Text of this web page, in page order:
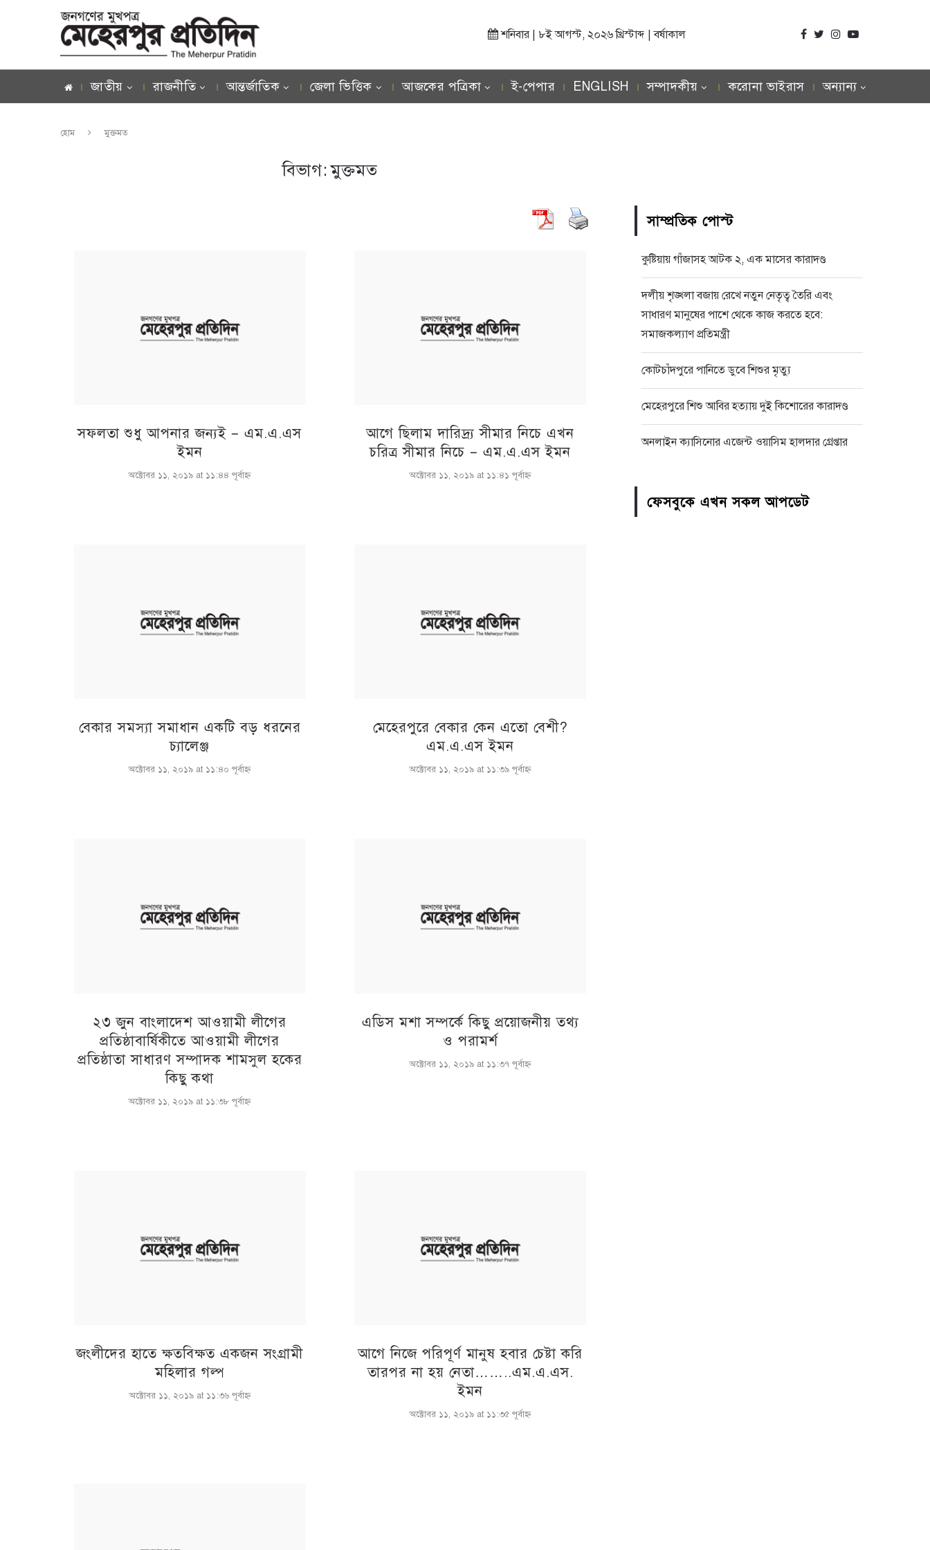
শনিবার | ৮ই আগস্ট, ২০২৬ খ্রিস্টাব্দ | বর্ষাকাল
জাতীয় রাজনীতি আন্তর্জাতিক জেলা ভিত্তিক আজকের পত্রিকা ই-পেপার ENGLISH সম্পাদকীয় করোনা ভাইরাস অন্যান্য
হোম মুক্তমত
বিভাগ: মুক্তমত
সফলতা শুধু আপনার জন্যই – এম.এ.এস
ইমন
অক্টোবর ১১, ২০১৯ at ১১:৪৪ পূর্বাহ্ণ
আগে ছিলাম দারিদ্র্য সীমার নিচে এখন
চরিত্র সীমার নিচে – এম.এ.এস ইমন
অক্টোবর ১১, ২০১৯ at ১১:৪১ পূর্বাহ্ণ
বেকার সমস্যা সমাধান একটি বড় ধরনের
চ্যালেঞ্জ
অক্টোবর ১১, ২০১৯ at ১১:৪০ পূর্বাহ্ণ
মেহেরপুরে বেকার কেন এতো বেশী?
এম.এ.এস ইমন
অক্টোবর ১১, ২০১৯ at ১১:৩৯ পূর্বাহ্ণ
২৩ জুন বাংলাদেশ আওয়ামী লীগের
প্রতিষ্ঠাবার্ষিকীতে আওয়ামী লীগের
প্রতিষ্ঠাতা সাধারণ সম্পাদক শামসুল হকের
কিছু কথা
অক্টোবর ১১, ২০১৯ at ১১:৩৮ পূর্বাহ্ণ
এডিস মশা সম্পর্কে কিছু প্রয়োজনীয় তথ্য
ও পরামর্শ
অক্টোবর ১১, ২০১৯ at ১১:৩৭ পূর্বাহ্ণ
জংলীদের হাতে ক্ষতবিক্ষত একজন সংগ্রামী
মহিলার গল্প
অক্টোবর ১১, ২০১৯ at ১১:৩৬ পূর্বাহ্ণ
আগে নিজে পরিপূর্ণ মানুষ হবার চেষ্টা করি
তারপর না হয় নেতা……..এম.এ.এস.
ইমন
অক্টোবর ১১, ২০১৯ at ১১:৩৫ পূর্বাহ্ণ
সাম্প্রতিক পোস্ট
কুষ্টিয়ায় গাঁজাসহ আটক ২, এক মাসের কারাদণ্ড
দলীয় শৃঙ্খলা বজায় রেখে নতুন নেতৃত্ব তৈরি এবং
সাধারণ মানুষের পাশে থেকে কাজ করতে হবে:
সমাজকল্যাণ প্রতিমন্ত্রী
কোটচাঁদপুরে পানিতে ডুবে শিশুর মৃত্যু
মেহেরপুরে শিশু আবির হত্যায় দুই কিশোরের কারাদণ্ড
অনলাইন ক্যাসিনোর এজেন্ট ওয়াসিম হালদার গ্রেপ্তার
ফেসবুকে এখন সকল আপডেট